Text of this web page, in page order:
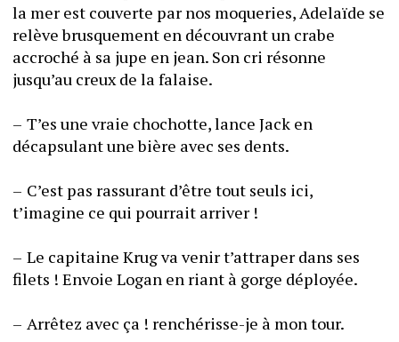
la mer est couverte par nos moqueries, Adelaïde se
relève brusquement en découvrant un crabe
accroché à sa jupe en jean. Son cri résonne
–	T’es une vraie chochotte, lance Jack en
–	C’est pas rassurant d’être tout seuls ici,
–	Le capitaine Krug va venir t’attraper dans ses